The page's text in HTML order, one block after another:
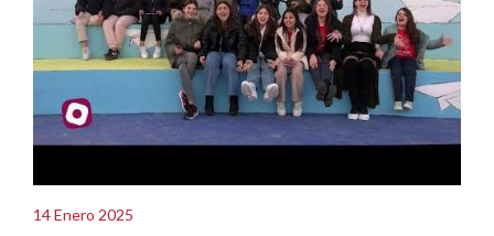
14 Enero 2025